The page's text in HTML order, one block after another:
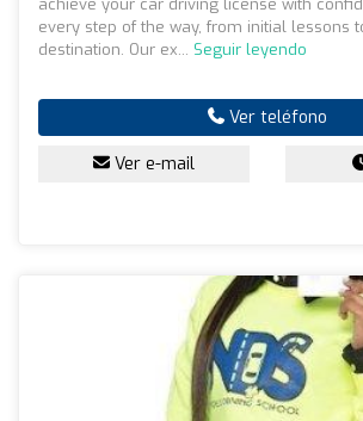
every step of the way, from initial lessons
destination. Our ex... Seguir leyendo
Ver teléfono
Ver e-mail